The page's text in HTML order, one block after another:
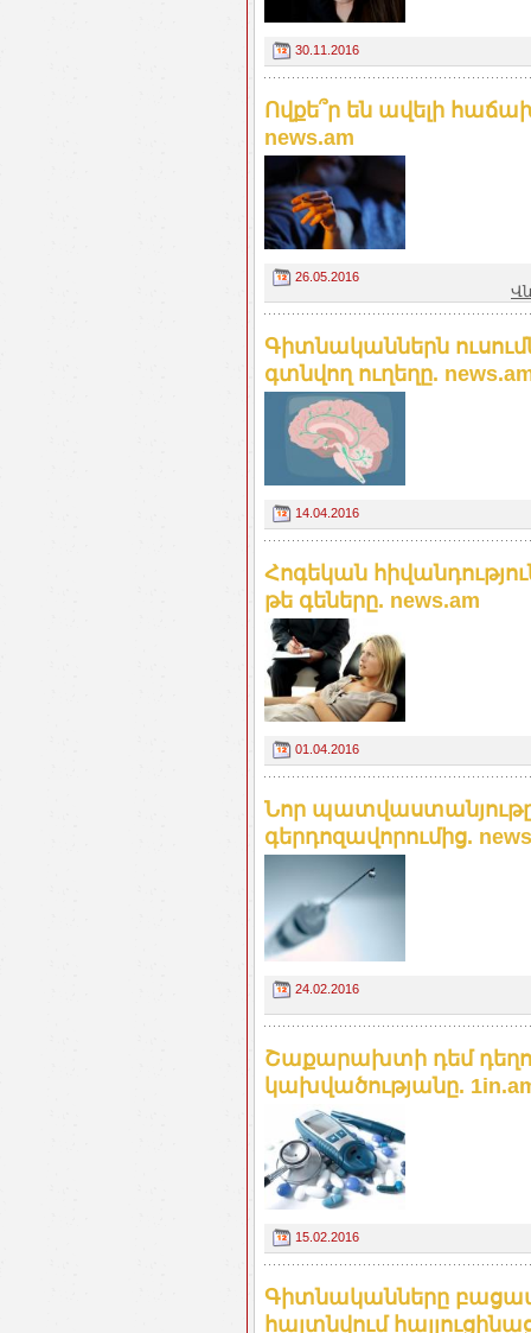
30.11.2016
Ովքե՞ր են ավելի
news.am
26.05.2016
Գիտնականներն
գտնվող ուղեղը.
14.04.2016
Հոգեկան
թե գեները. news.am
01.04.2016
Նոր
գերդոզավորումից.
24.02.2016
Շաքարախտի դեմ
կախվածությանը.
15.02.2016
Գիտնականները
հայտնվում